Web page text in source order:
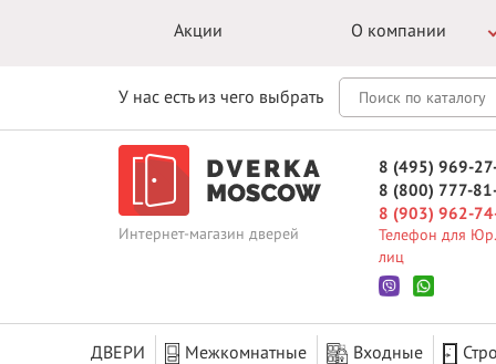
Акции О компании
У нас есть из чего выбрать
Интернет-магазин дверей
8 (495) 969-
8 (800) 777-
8 (903) 962-
Телефон для Юр.
лиц
ДВЕРИ Межкомнатные Входные